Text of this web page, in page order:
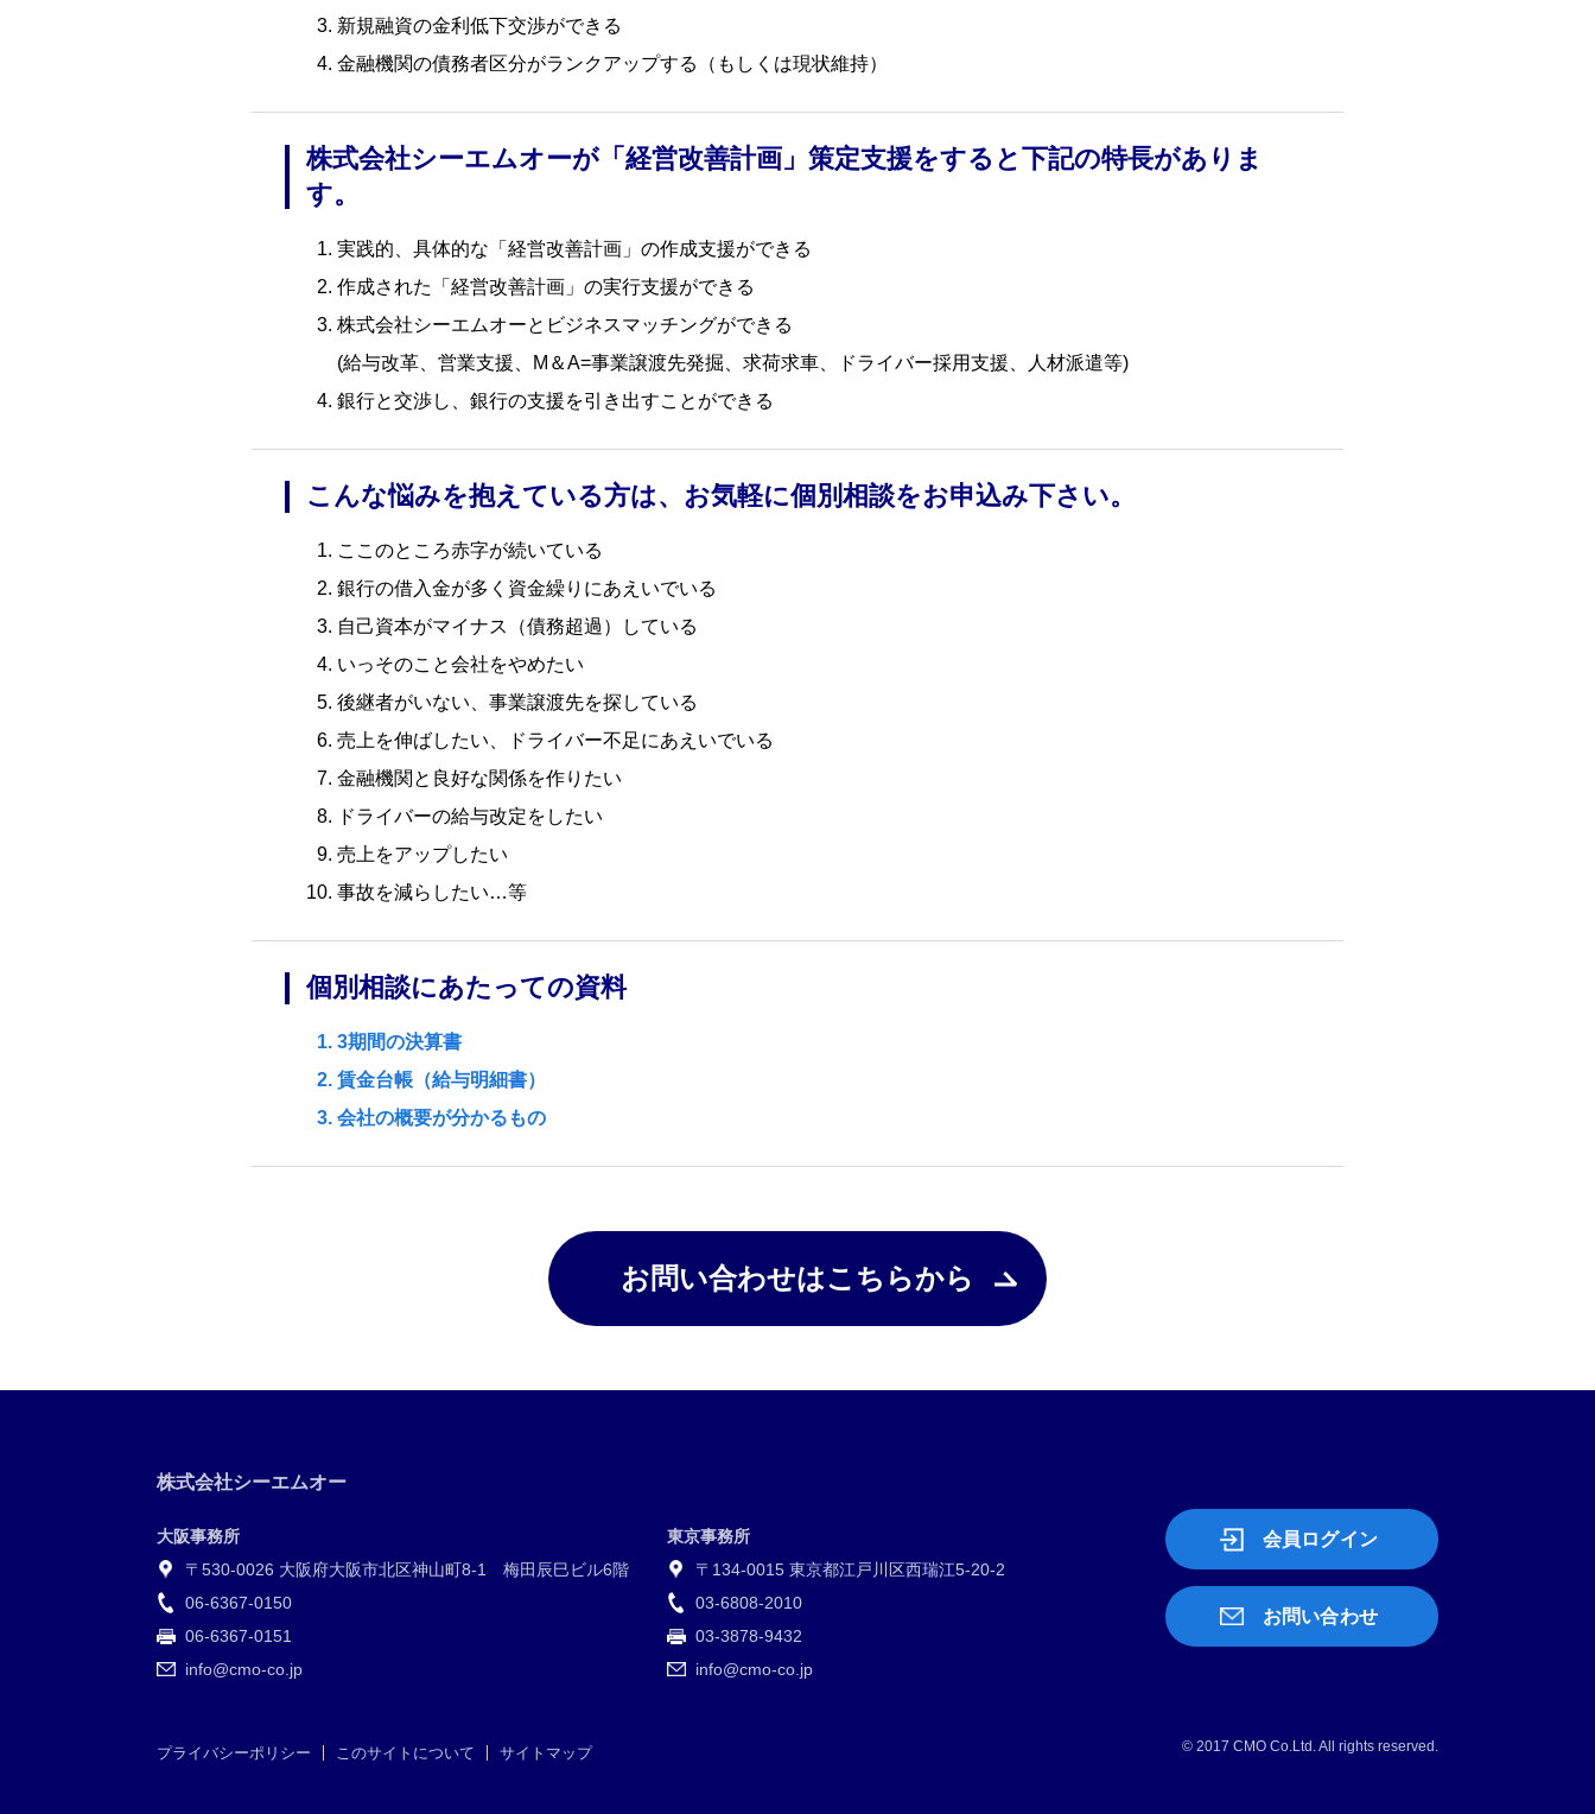
新規融資の金利低下交渉ができる
金融機関の債務者区分がランクアップする（もしくは現状維持）
株式会社シーエムオーが「経営改善計画」策定支援をすると下記の特長がありま
す。
実践的、具体的な「経営改善計画」の作成支援ができる
作成された「経営改善計画」の実行支援ができる
株式会社シーエムオーとビジネスマッチングができる
(給与改革、営業支援、M＆A=事業譲渡先発掘、求荷求車、ドライバー採用支援、人材派遣等)
銀行と交渉し、銀行の支援を引き出すことができる
こんな悩みを抱えている方は、お気軽に個別相談をお申込み下さい。
ここのところ赤字が続いている
銀行の借入金が多く資金繰りにあえいでいる
自己資本がマイナス（債務超過）している
いっそのこと会社をやめたい
後継者がいない、事業譲渡先を探している
売上を伸ばしたい、ドライバー不足にあえいでいる
金融機関と良好な関係を作りたい
ドライバーの給与改定をしたい
売上をアップしたい
事故を減らしたい…等
個別相談にあたっての資料
3期間の決算書
賃金台帳（給与明細書）
会社の概要が分かるもの
お問い合わせはこちらから
会員ログイン
お問い合わせ
株式会社シーエムオー
大阪事務所
〒530-0026 大阪府大阪市北区神山町8-1 梅田辰巳ビル6階
06-6367-0150
06-6367-0151
info@cmo-co.jp
東京事務所
〒134-0015 東京都江戸川区西瑞江5-20-2
03-6808-2010
03-3878-9432
info@cmo-co.jp
プライバシーポリシー このサイトについて サイトマップ © 2017 CMO Co.Ltd. All rights reserved.